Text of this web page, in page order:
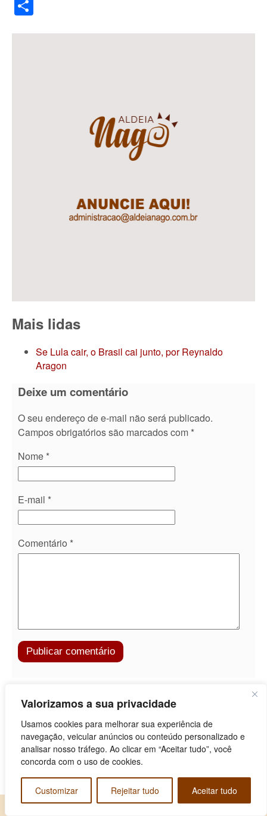
Valorizamos a sua privacidade
Usamos cookies para melhorar sua experiência de
navegação, veicular anúncios ou conteúdo personalizado e
analisar nosso tráfego. Ao clicar em “Aceitar tudo”, você
concorda com o uso de cookies.
Customizar Rejeitar tudo Aceitar tudo
Mais lidas
Se Lula cair, o Brasil cai junto, por Reynaldo
Aragon
Deixe um comentário
O seu endereço de e-mail não será publicado.
Campos obrigatórios são marcados com *
Nome *
E-mail *
Comentário *
Parceiros